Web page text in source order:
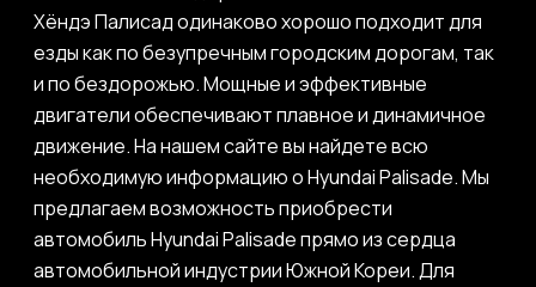
Хёндэ Палисад одинаково хорошо подходит для
езды как по безупречным городским дорогам, так
и по бездорожью. Мощные и эффективные
двигатели обеспечивают плавное и динамичное
движение. На нашем сайте вы найдете всю
необходимую информацию о Hyundai Palisade. Мы
предлагаем возможность приобрести
автомобиль Hyundai Palisade прямо из сердца
автомобильной индустрии Южной Кореи. Для